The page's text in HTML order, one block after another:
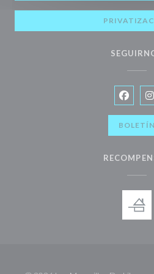
BOLETÍN